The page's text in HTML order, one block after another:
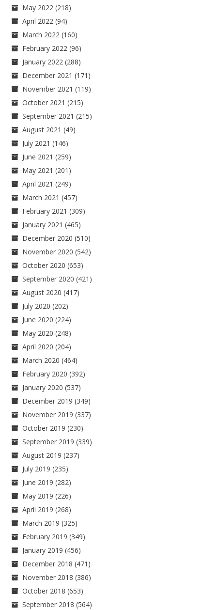
May 2022 (218)
April 2022 (94)
March 2022 (160)
February 2022 (96)
January 2022 (288)
December 2021 (171)
November 2021 (119)
October 2021 (215)
September 2021 (215)
August 2021 (49)
July 2021 (146)
June 2021 (259)
May 2021 (201)
April 2021 (249)
March 2021 (457)
February 2021 (309)
January 2021 (465)
December 2020 (510)
November 2020 (542)
October 2020 (653)
September 2020 (421)
August 2020 (417)
July 2020 (202)
June 2020 (224)
May 2020 (248)
April 2020 (204)
March 2020 (464)
February 2020 (392)
January 2020 (537)
December 2019 (349)
November 2019 (337)
October 2019 (230)
September 2019 (339)
August 2019 (237)
July 2019 (235)
June 2019 (282)
May 2019 (226)
April 2019 (268)
March 2019 (325)
February 2019 (349)
January 2019 (456)
December 2018 (471)
November 2018 (386)
October 2018 (653)
September 2018 (564)